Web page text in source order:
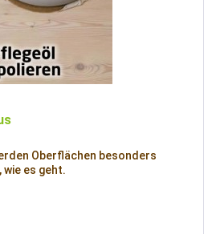
Oberflächen besonders
es geht.